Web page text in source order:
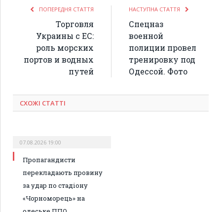
ПОПЕРЕДНЯ СТАТТЯ
Торговля
Украины с ЕС:
роль морских
портов и водных
путей
НАСТУПНА СТАТТЯ
Спецназ
военной
полиции провел
тренировку под
Одессой. Фото
СХОЖІ СТАТТІ
07.08.2026 19:00
Пропагандисти
перекладають провину
за удар по стадіону
«Чорноморець» на